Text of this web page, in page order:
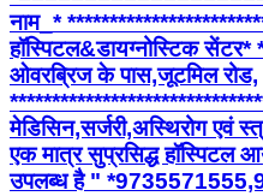
नाम_*
हॉस्पिटल&डायग्नोस्टिक
ओवरब्रिज के पास,जूटमिल रोड,
मेडिसिन,सर्जरी,अस्थिरोग एवं
एक मात्र सुप्रसिद्ध हॉस्पिटल
उपलब्ध है "